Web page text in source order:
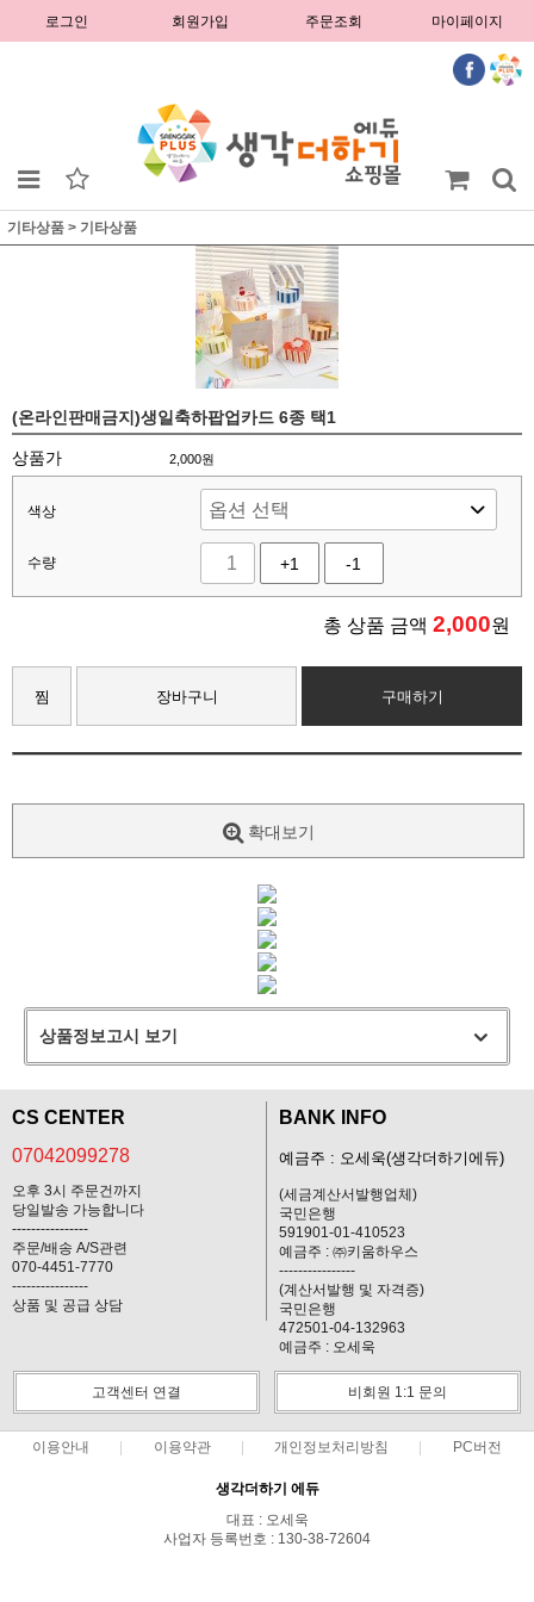
로그인 회원가입 주문조회 마이페이지
기타상품 > 기타상품
(온라인판매금지)생일축하팝업카드 6종 택1
상품가 2,000원
색상
수량 +1 -1
총 상품 금액 2,000원
찜 장바구니 구매하기
확대보기
상품정보고시 보기
CS CENTER
07042099278
오후 3시 주문건까지
당일발송 가능합니다
----------------
주문/배송 A/S관련
070-4451-7770
----------------
상품 및 공급 상담
BANK INFO
예금주 : 오세욱(생각더하기에듀)
(세금계산서발행업체)
국민은행
591901-01-410523
예금주 : ㈜키움하우스
----------------
(계산서발행 및 자격증)
국민은행
472501-04-132963
예금주 : 오세욱
고객센터 연결 비회원 1:1 문의
이용안내 이용약관 개인정보처리방침 PC버전
생각더하기 에듀
대표 : 오세욱
사업자 등록번호 : 130-38-72604